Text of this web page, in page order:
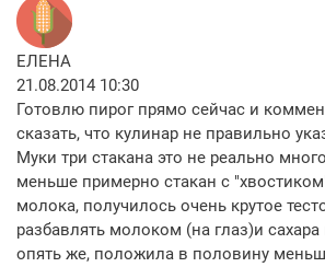
ЕЛЕНА
21.08.2014 10:30
Готовлю пирог прямо сейчас и
сказать, что кулинар не правильно
Муки три стакана это не реально
меньше примерно стакан с
молока, получилось очень крутое
разбавлять молоком (на глаз)и сахара
опять же, положила в половину